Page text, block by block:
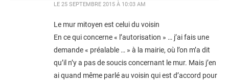
LE 25 SEPTEMBRE 2015 À 10:03 AM
Le mur mitoyen est celui du voisin
En ce qui concerne « l’autorisation » … j’ai fais une
demande « préalable … » à la mairie, où l’on m’a dit
qu’il n’y a pas de soucis concernant le mur. Mais j’en
ai quand même parlé au voisin qui est d’accord pour